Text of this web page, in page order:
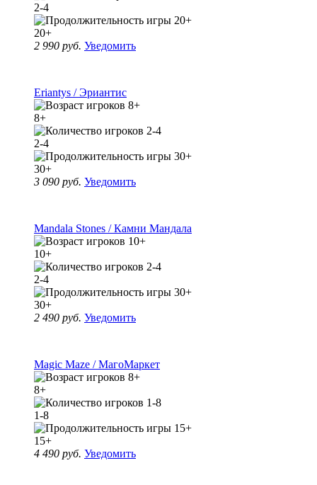
2-4
20+
2 990 руб. Уведомить
Eriantys / Эриантис
8+
2-4
30+
3 090 руб. Уведомить
Mandala Stones / Камни Мандала
10+
2-4
30+
2 490 руб. Уведомить
Magic Maze / МагоМаркет
8+
1-8
15+
4 490 руб. Уведомить